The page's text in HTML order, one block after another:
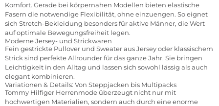
Komfort. Gerade bei körpernahen Modellen bieten elastische
Fasern die notwendige Flexibilität, ohne einzuengen. So eignet
sich Stretch-Bekleidung besonders für aktive Männer, die Wert
auf optimale Bewegungsfreiheit legen.
Moderne Jersey- und Strickwaren
Fein gestrickte Pullover und Sweater aus Jersey oder klassischem
Strick sind perfekte Allrounder für das ganze Jahr. Sie bringen
Leichtigkeit in den Alltag und lassen sich sowohl lässig als auch
elegant kombinieren.
Variationen & Details: Von Steppjacken bis Multipacks
Tommy Hilfiger Herrenmode überzeugt nicht nur mit
hochwertigen Materialien, sondern auch durch eine enorme